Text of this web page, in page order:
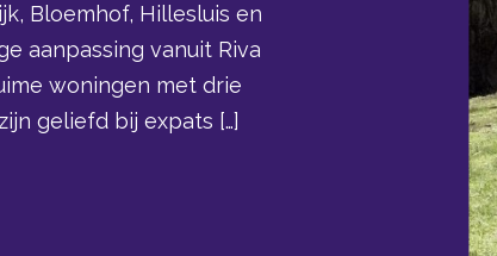
Bloemhof, Hillesluis en
aanpassing vanuit Riva
woningen met drie
geliefd bij expats […]